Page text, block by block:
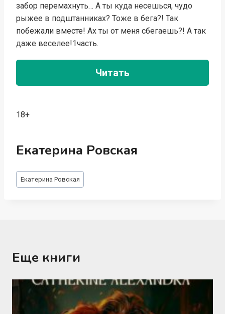
забор перемахнуть… А ты куда несешься, чудо
рыжее в подштанниках? Тоже в бега?! Так
побежали вместе! Ах ты от меня сбегаешь?! А так
даже веселее!1часть.
Читать
18+
Екатерина Ровская
Метки
записи:
Екатерина Ровская
Еще книги